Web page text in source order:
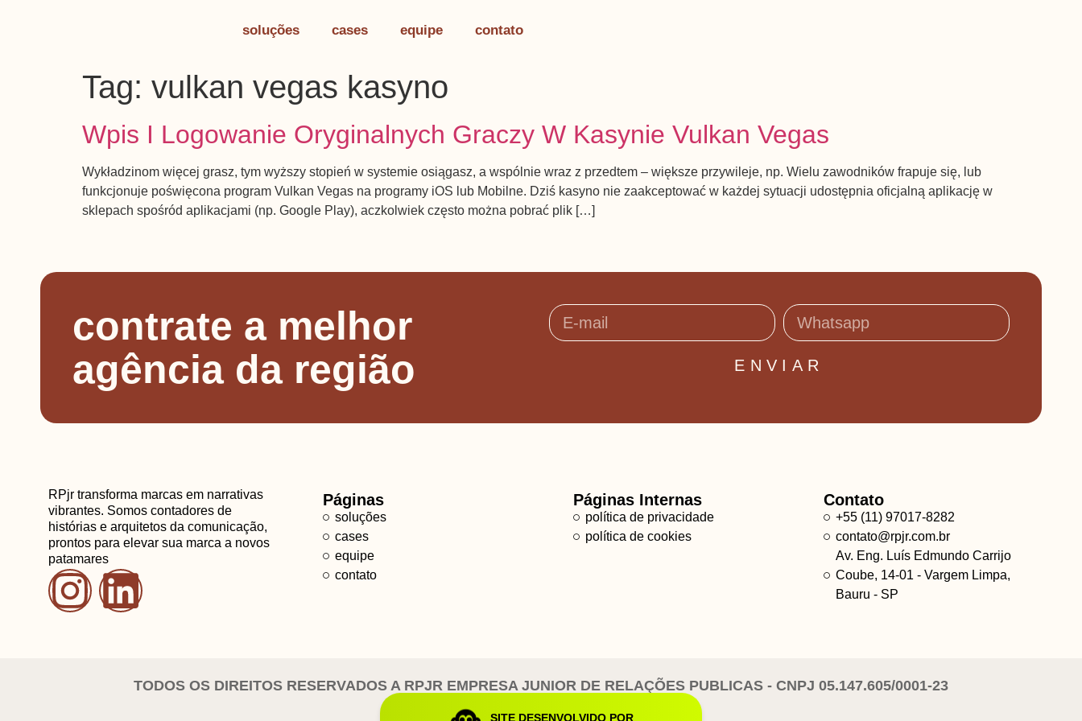
soluções cases equipe contato
Tag: vulkan vegas kasyno
Wpis I Logowanie Oryginalnych Graczy W Kasynie Vulkan Vegas
Wykładzinom więcej grasz, tym wyższy stopień w systemie osiągasz, a wspólnie wraz z przedtem – większe przywileje, np. Wielu zawodników frapuje się, lub
funkcjonuje poświęcona program Vulkan Vegas na programy iOS lub Mobilne. Dziś kasyno nie zaakceptować w każdej sytuacji udostępnia oficjalną aplikację w
sklepach spośród aplikacjami (np. Google Play), aczkolwiek często można pobrać plik […]
contrate a melhor
agência da região
ENVIAR
RPjr transforma marcas em narrativas
vibrantes. Somos contadores de
histórias e arquitetos da comunicação,
prontos para elevar sua marca a novos
patamares
Páginas
soluções
cases
equipe
contato
Páginas Internas
política de privacidade
política de cookies
Contato
+55 (11) 97017-8282
contato@rpjr.com.br
Av. Eng. Luís Edmundo Carrijo
Coube, 14-01 - Vargem Limpa,
Bauru - SP
TODOS OS DIREITOS RESERVADOS A RPJR EMPRESA JUNIOR DE RELAÇÕES PUBLICAS - CNPJ 05.147.605/0001-23
SITE DESENVOLVIDO POR